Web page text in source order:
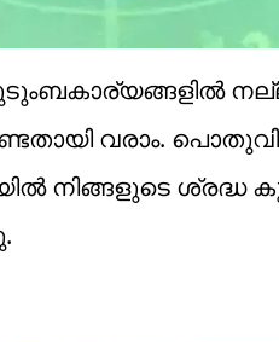
വരാം.
നിങ്ങളുടെ